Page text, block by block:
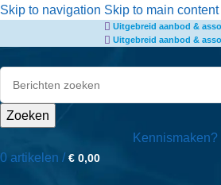
de
Skip to navigation Skip to main content
Uitgebreid aanbod &
Uitgebreid aanbod &
Zoeken
Kennismaken?
0 artikelen / € 0,00